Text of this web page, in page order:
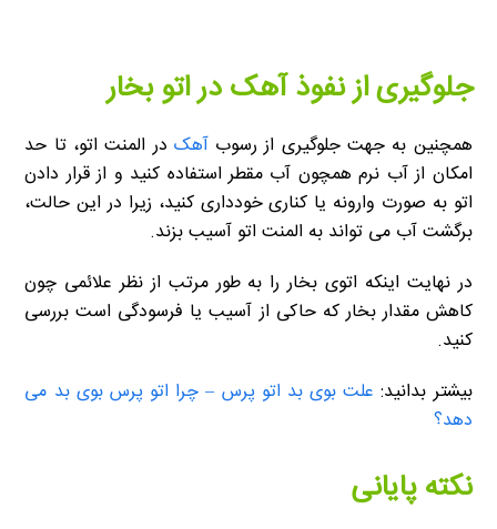
جلوگیری از نفوذ آهک در اتو بخار
همچنین به جهت جلوگیری از رسوبآهک در المنت اتو، تا حد
امکان از آب نرم همچون آب مقطر استفاده کنید و از قرار دادن
اتو به صورت وارونه یا کناری خودداری کنید، زیرا در این حالت،
برگشت آب می تواند به المنت اتو آسیب بزند.
در نهایت اینکه اتوی بخار را به طور مرتب از نظر علائمی چون
کاهش مقدار بخار که حاکی از آسیب یا فرسودگی است بررسی
کنید.
بیشتر بدانید: علت بوی بد اتو پرس – چرا اتو پرس بوی بد می
دهد؟
نکته پایانی